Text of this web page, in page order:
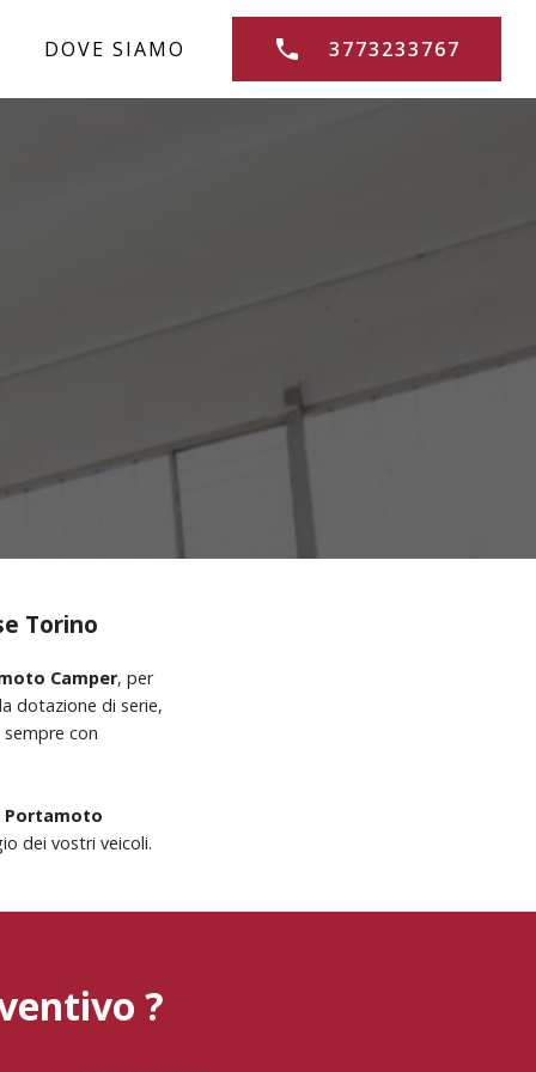
DOVE SIAMO 3773233767
Torino
Camper, per
dotazione di serie,
con
dei vostri veicoli.
?